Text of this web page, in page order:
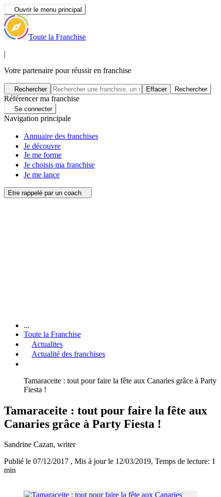
Ouvrir le menu principal
Toute la Franchise
|
Votre partenaire pour réussir en franchise
Rechercher Effacer Rechercher
Référencer ma franchise
Se connecter
Navigation principale
Annuaire des franchises
Je découvre
Je me forme
Je choisis ma franchise
Je me lance
Etre rappelé par un coach
...
Toute la Franchise
Actualites
Actualité des franchises
Tamaraceite : tout pour faire la fête aux Canaries grâce à Party
Fiesta !
Tamaraceite : tout pour faire la fête aux
Canaries grâce à Party Fiesta !
Sandrine Cazan, writer
Publié le 07/12/2017 , Mis à jour le 12/03/2019, Temps de lecture: 1
min